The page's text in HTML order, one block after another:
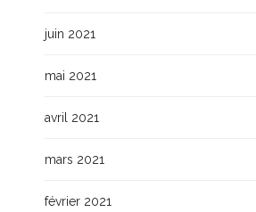
juin 2021
mai 2021
avril 2021
mars 2021
février 2021